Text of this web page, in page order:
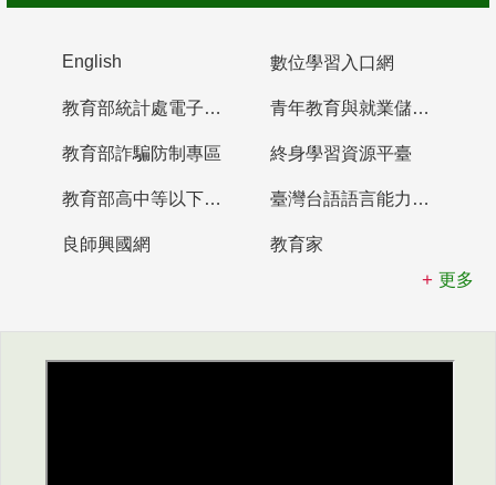
English 數位學習入口網
教育部統計處電子書櫃 青年教育與就業儲蓄帳戶
教育部詐騙防制專區 終身學習資源平臺
教育部高中等以下學校及幼兒園教師資格檢定考試 臺灣台語語言能力認證網站
良師興國網
教育家
更多